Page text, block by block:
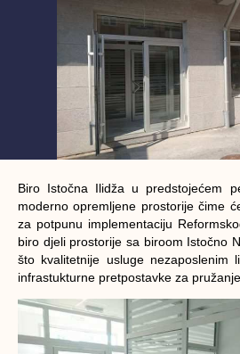
Biro Istočna Ilidža u predstojećem
moderno opremljene prostorije čime
za potpunu implementaciju
biro djeli prostorije sa biroom Istočno
što kvalitetnije usluge nezaposlenim
infrastukturne pretpostavke za